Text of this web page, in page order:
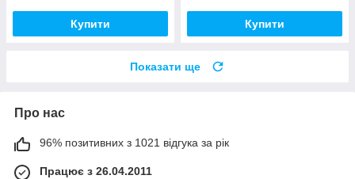
Купити Купити
Показати ще
Про нас
96% позитивних з 1021 відгука за рік
Працює з 26.04.2011